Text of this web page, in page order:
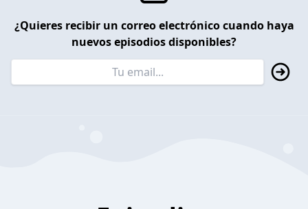
¿Quieres recibir un correo electrónico cuando haya
nuevos episodios disponibles?